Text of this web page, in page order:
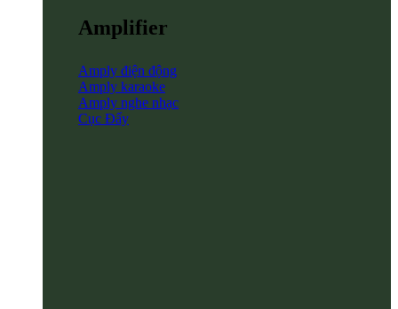
Amplifier
Amply điện động
Amply karaoke
Amply nghe nhạc
Cục Đẩy